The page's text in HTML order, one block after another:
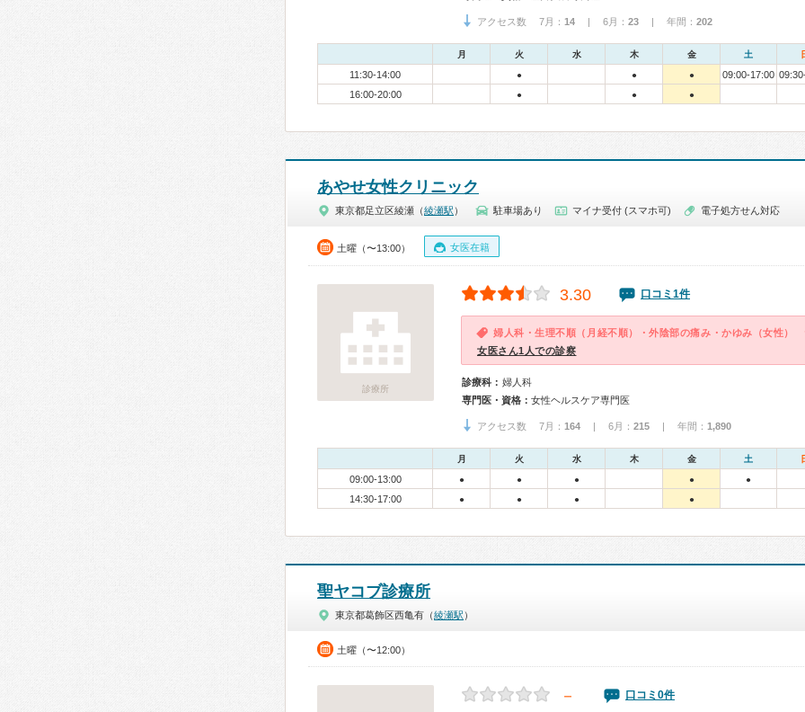
アクセス数 7月： 14 | 6月： 23 | 年間： 202
月 火 水 木 金 土
11:30-14:00 ● ● ● 09:00-17:00
16:00-20:00
● ● ●
あやせ女性クリニック
東京都足立区綾瀬（綾瀬駅 ） 駐車場あり マイナ受付 (スマホ可) 電子処方せん対応
土曜（〜13:00） 女医在籍
診療所
3.30 口コミ1件
婦人科・生理不順（月経不順）・外陰部の痛み・かゆみ（女性）
女医さん1人での診察
診療科： 婦人科
専門医・資格： 女性ヘルスケア専門医
アクセス数 7月： 164 | 6月： 215 | 年間： 1,890
月 火 水 木 金 土
09:00-13:00 ● ● ● ● ●
14:30-17:00 ● ● ● ●
聖ヤコブ診療所
東京都葛飾区西亀有（綾瀬駅 ）
土曜（〜12:00）
－ 口コミ0件